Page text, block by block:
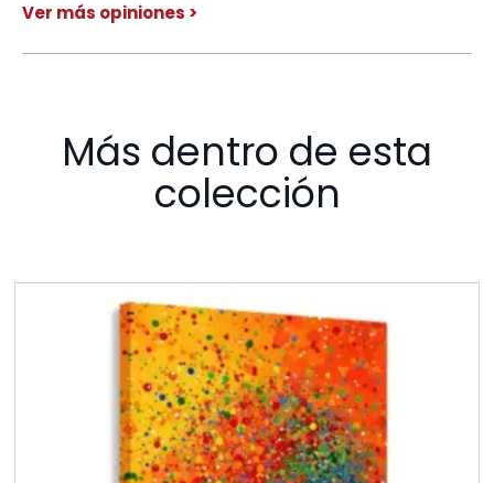
Ver más opiniones >
Más dentro de esta
colección